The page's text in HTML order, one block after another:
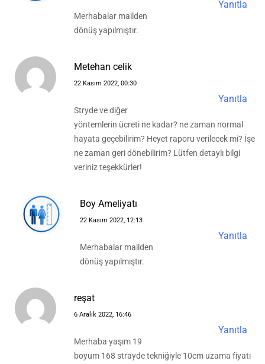
Yanıtla
Merhabalar mailden
dönüş yapılmıştır.
Metehan celik
22 Kasım 2022, 00:30
Yanıtla
Stryde ve diğer
yöntemlerin ücreti ne kadar? ne zaman normal
hayata geçebilirim? Heyet raporu verilecek mi? İşe
ne zaman geri dönebilirim? Lütfen detaylı bilgi
veriniz teşekkürler!
Boy Ameliyatı
22 Kasım 2022, 12:13
Yanıtla
Merhabalar mailden
dönüş yapılmıştır.
reşat
6 Aralık 2022, 16:46
Yanıtla
Merhaba yaşım 19
boyum 168 strayde tekniğiyle 10cm uzama fiyatı